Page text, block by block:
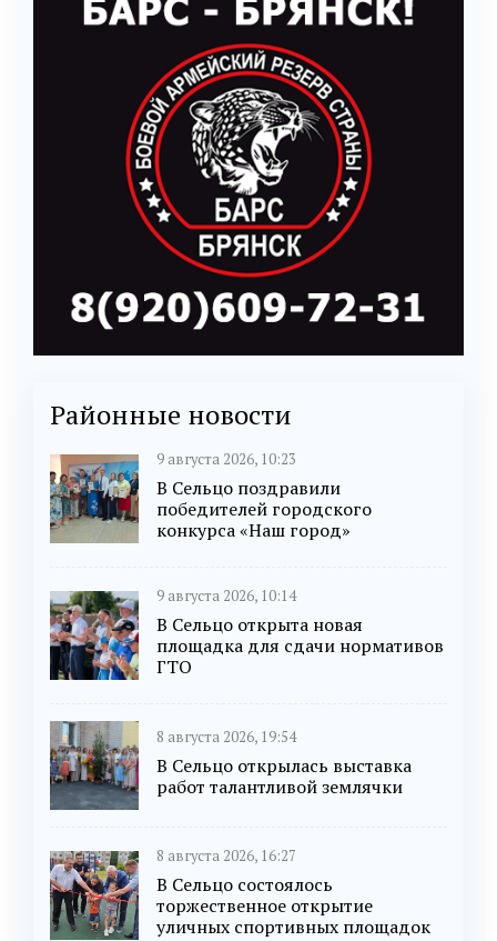
Районные новости
9 августа 2026, 10:23
В Сельцо поздравили
победителей городского
конкурса «Наш город»
9 августа 2026, 10:14
В Сельцо открыта новая
площадка для сдачи нормативов
ГТО
8 августа 2026, 19:54
В Сельцо открылась выставка
работ талантливой землячки
8 августа 2026, 16:27
В Сельцо состоялось
торжественное открытие
уличных спортивных площадок